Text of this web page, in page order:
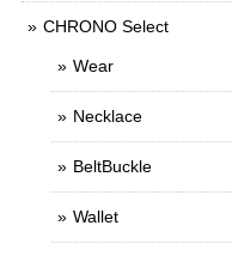
CHRONO Select
Wear
Necklace
BeltBuckle
Wallet